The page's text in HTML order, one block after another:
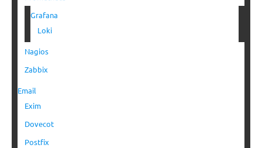
Grafana
Loki
Nagios
Zabbix
Email
Exim
Dovecot
Postfix